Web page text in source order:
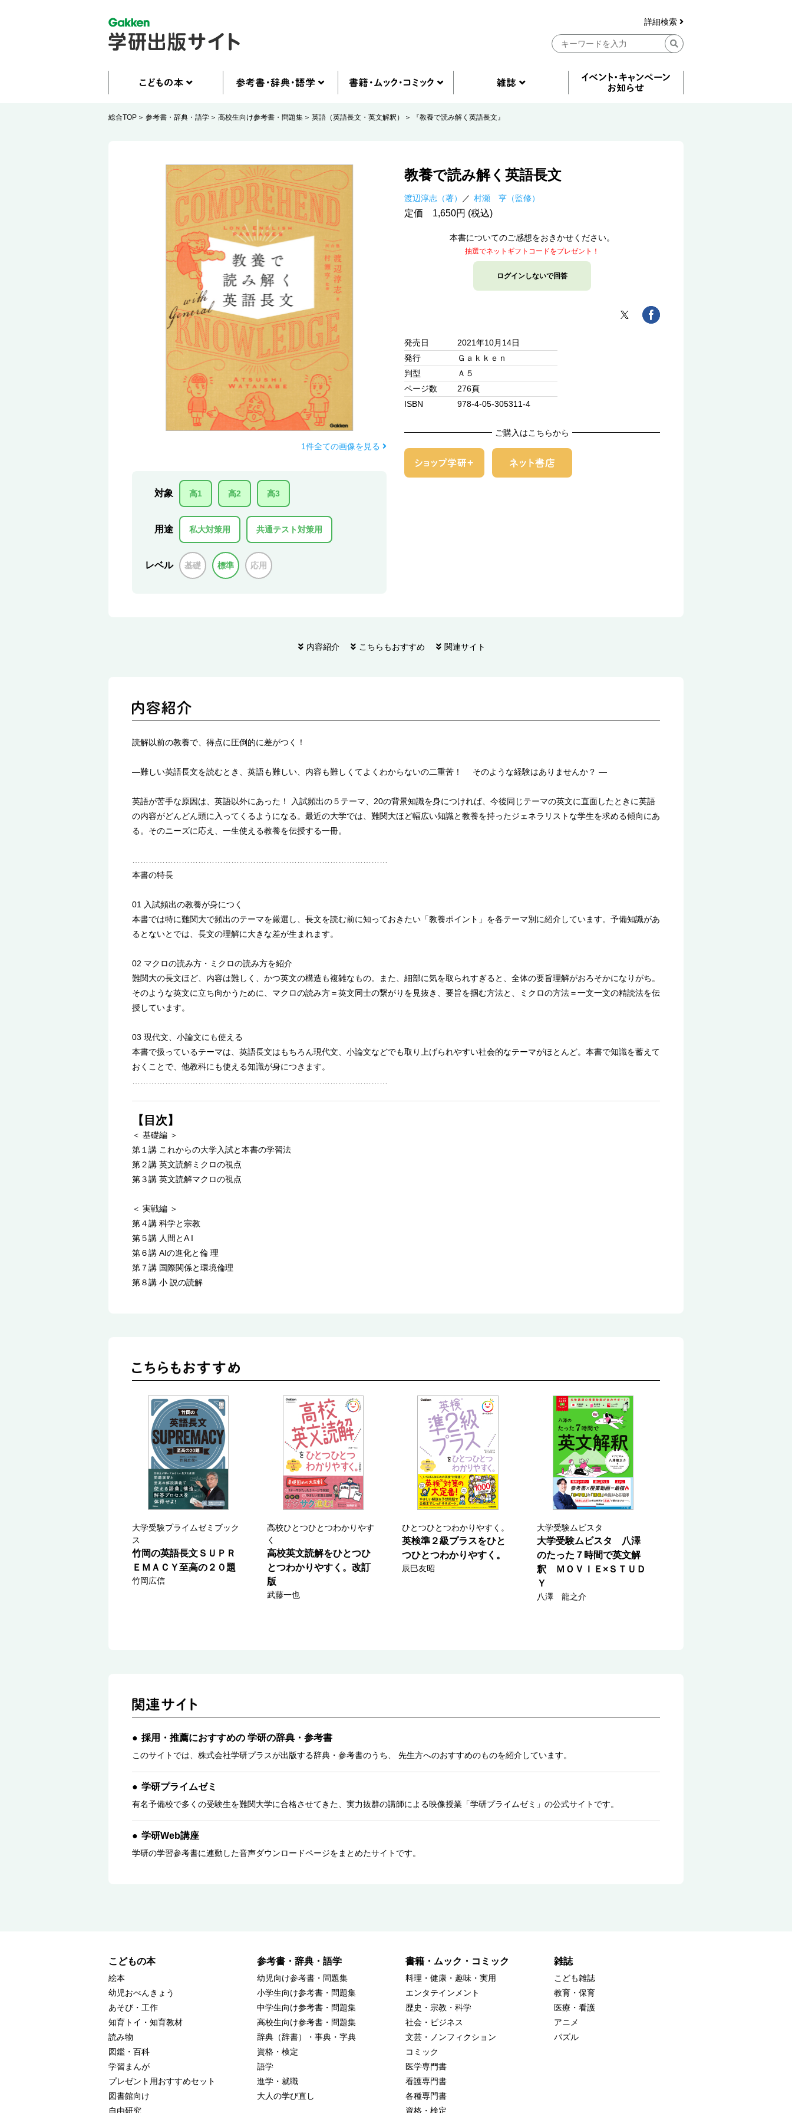
詳細検索
総合TOP 参考書・辞典・語学 高校生向け参考書・問題集 英語（英語長文・英文解釈） 『教養で読み解く英語長文』
1件全ての画像を見る
対象 高1 高2 高3
用途 私大対策用 共通テスト対策用
レベル 基礎 標準 応用
教養で読み解く英語長文
渡辺淳志（著） 村瀬 亨（監修）
定価 1,650円 (税込)
本書についてのご感想をおきかせください。
抽選でネットギフトコードをプレゼント！
ログインしないで回答
発売日
2021年10月14日
発行
Ｇａｋｋｅｎ
判型
Ａ５
ページ数
276頁
ISBN
978-4-05-305311-4
ご購入はこちらから
内容紹介 こちらもおすすめ 関連サイト
読解以前の教養で、得点に圧倒的に差がつく！
―難しい英語長文を読むとき、英語も難しい、内容も難しくてよくわからないの二重苦！ そのような経験はありませんか？ ―
英語が苦手な原因は、英語以外にあった！ 入試頻出の５テーマ、20の背景知識を身につければ、今後同じテーマの英文に直面したときに英語
の内容がどんどん頭に入ってくるようになる。最近の大学では、難関大ほど幅広い知識と教養を持ったジェネラリストな学生を求める傾向にあ
る。そのニーズに応え、一生使える教養を伝授する一冊。
本書の特長
01 入試頻出の教養が身につく
本書では特に難関大で頻出のテーマを厳選し、長文を読む前に知っておきたい「教養ポイント」を各テーマ別に紹介しています。予備知識があ
るとないとでは、長文の理解に大きな差が生まれます。
02 マクロの読み方・ミクロの読み方を紹介
難関大の長文ほど、内容は難しく、かつ英文の構造も複雑なもの。また、細部に気を取られすぎると、全体の要旨理解がおろそかになりがち。
そのような英文に立ち向かうために、マクロの読み方＝英文同士の繋がりを見抜き、要旨を掴む方法と、ミクロの方法＝一文一文の精読法を伝
授しています。
03 現代文、小論文にも使える
本書で扱っているテーマは、英語長文はもちろん現代文、小論文などでも取り上げられやすい社会的なテーマがほとんど。本書で知識を蓄えて
おくことで、他教科にも使える知識が身につきます。
【目次】
＜ 基礎編 ＞
第１講 これからの大学入試と本書の学習法
第２講 英文読解ミクロの視点
第３講 英文読解マクロの視点
＜ 実戦編 ＞
第４講 科学と宗教
第５講 人間とA I
第６講 AIの進化と倫 理
第７講 国際関係と環境倫理
第８講 小 説の読解
大学受験プライムゼミブック
ス
竹岡の英語長文ＳＵＰＲ
ＥＭＡＣＹ至高の２０題
竹岡広信
高校ひとつひとつわかりやす
く
高校英文読解をひとつひ
とつわかりやすく。改訂
版
武藤一也
ひとつひとつわかりやすく。
英検準２級プラスをひと
つひとつわかりやすく。
辰巳友昭
大学受験ムビスタ
大学受験ムビスタ 八澤
のたった７時間で英文解
釈 ＭＯＶＩＥ×ＳＴＵＤ
Ｙ
八澤 龍之介
採用・推薦におすすめの 学研の辞典・参考書
このサイトでは、株式会社学研プラスが出版する辞典・参考書のうち、 先生方へのおすすめのものを紹介しています。
学研プライムゼミ
有名予備校で多くの受験生を難関大学に合格させてきた、実力抜群の講師による映像授業「学研プライムゼミ」の公式サイトです。
学研Web講座
学研の学習参考書に連動した音声ダウンロードページをまとめたサイトです。
こどもの本
絵本
幼児おべんきょう
あそび・工作
知育トイ・知育教材
読み物
図鑑・百科
学習まんが
プレゼント用おすすめセット
図書館向け
自由研究
参考書・辞典・語学
幼児向け参考書・問題集
小学生向け参考書・問題集
中学生向け参考書・問題集
高校生向け参考書・問題集
辞典（辞書）・事典・字典
資格・検定
語学
進学・就職
大人の学び直し
書籍・ムック・コミック
料理・健康・趣味・実用
エンタテインメント
歴史・宗教・科学
社会・ビジネス
文芸・ノンフィクション
コミック
医学専門書
看護専門書
各種専門書
資格・検定
雑誌
こども雑誌
教育・保育
医療・看護
アニメ
パズル